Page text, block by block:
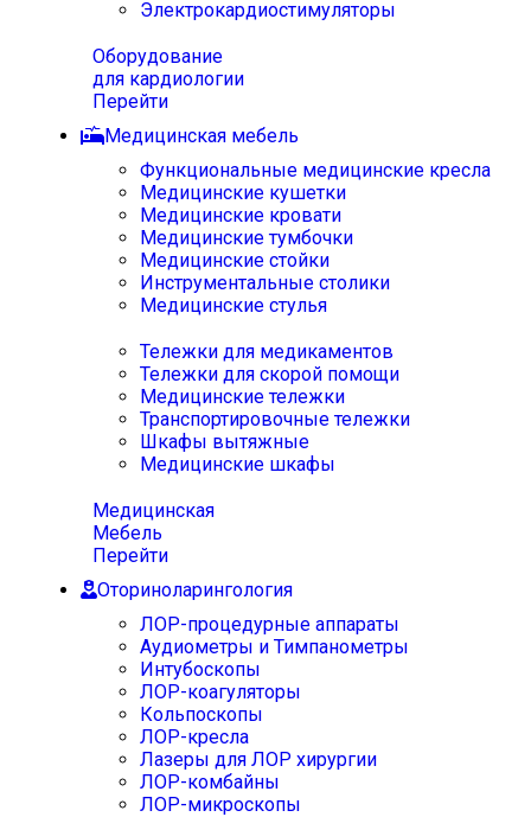
Электрокардиостимуляторы
Оборудование
для кардиологии
Перейти
Медицинская мебель
Функциональные медицинские кресла
Медицинские кушетки
Медицинские кровати
Медицинские тумбочки
Медицинские стойки
Инструментальные столики
Медицинские стулья
Тележки для медикаментов
Тележки для скорой помощи
Медицинские тележки
Транспортировочные тележки
Шкафы вытяжные
Медицинские шкафы
Медицинская
Мебель
Перейти
Оториноларингология
ЛОР-процедурные аппараты
Аудиометры и Тимпанометры
Интубоскопы
ЛОР-коагуляторы
Кольпоскопы
ЛОР-кресла
Лазеры для ЛОР хирургии
ЛОР-комбайны
ЛОР-микроскопы